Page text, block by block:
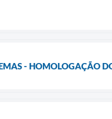
- HOMOLOGAÇÃO